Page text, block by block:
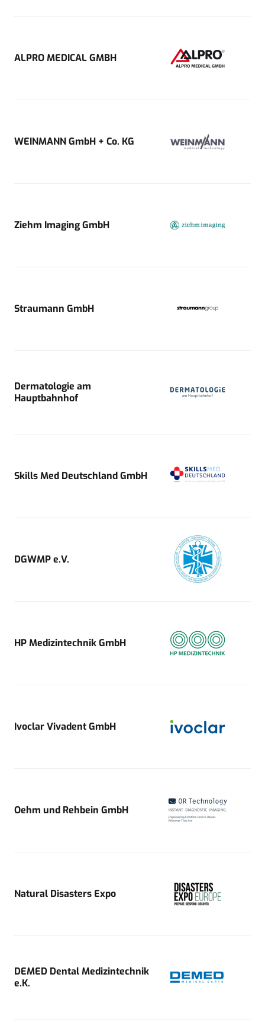
ALPRO MEDICAL GMBH
WEINMANN GmbH + Co. KG
Ziehm Imaging GmbH
Straumann GmbH
Dermatologie am
Hauptbahnhof
Skills Med Deutschland GmbH
DGWMP e.V.
HP Medizintechnik GmbH
Ivoclar Vivadent GmbH
Oehm und Rehbein GmbH
Natural Disasters Expo
DEMED Dental Medizintechnik
e.K.